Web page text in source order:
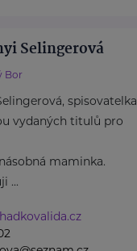
Selingerová
Bor
spisovatelka
vydaných titulů pro
maminka.
...